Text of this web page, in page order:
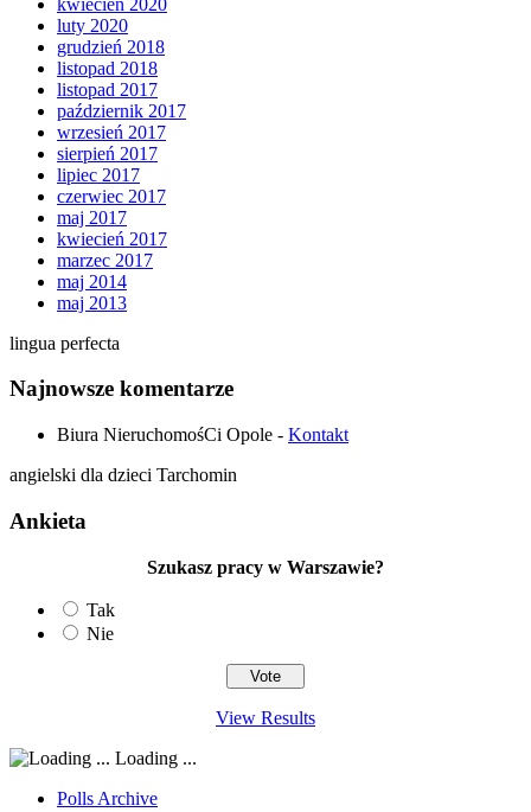
luty 2020
grudzień 2018
listopad 2018
listopad 2017
październik 2017
wrzesień 2017
sierpień 2017
lipiec 2017
czerwiec 2017
maj 2017
kwiecień 2017
marzec 2017
maj 2014
maj 2013
lingua perfecta
Najnowsze komentarze
Biura NieruchomośCi Opole - Kontakt
angielski dla dzieci Tarchomin
Ankieta
Szukasz pracy w Warszawie?
Tak
Nie
View Results
Loading ...
Polls Archive